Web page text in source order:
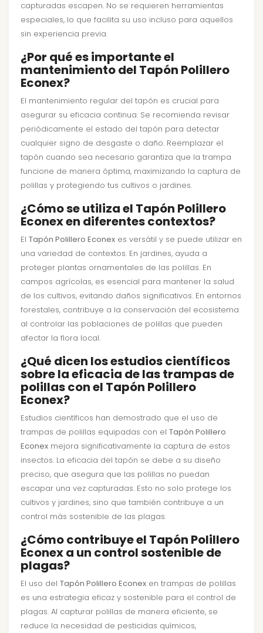
capturadas escapen. No se requieren herramientas
especiales, lo que facilita su uso incluso para aquellos
sin experiencia previa.
¿Por qué es importante el
mantenimiento del Tapón Polillero
Econex?
El mantenimiento regular del tapón es crucial para
asegurar su eficacia continua. Se recomienda revisar
periódicamente el estado del tapón para detectar
cualquier signo de desgaste o daño. Reemplazar el
tapón cuando sea necesario garantiza que la trampa
funcione de manera óptima, maximizando la captura de
polillas y protegiendo tus cultivos o jardines.
¿Cómo se utiliza el Tapón Polillero
Econex en diferentes contextos?
El Tapón Polillero Econex es versátil y se puede utilizar en
una variedad de contextos. En jardines, ayuda a
proteger plantas ornamentales de las polillas. En
campos agrícolas, es esencial para mantener la salud
de los cultivos, evitando daños significativos. En entornos
forestales, contribuye a la conservación del ecosistema
al controlar las poblaciones de polillas que pueden
afectar la flora local.
¿Qué dicen los estudios científicos
sobre la eficacia de las trampas de
polillas con el Tapón Polillero
Econex?
Estudios científicos han demostrado que el uso de
trampas de polillas equipadas con el Tapón Polillero
Econex mejora significativamente la captura de estos
insectos. La eficacia del tapón se debe a su diseño
preciso, que asegura que las polillas no puedan
escapar una vez capturadas. Esto no solo protege los
cultivos y jardines, sino que también contribuye a un
control más sostenible de las plagas.
¿Cómo contribuye el Tapón Polillero
Econex a un control sostenible de
plagas?
El uso del Tapón Polillero Econex en trampas de polillas
es una estrategia eficaz y sostenible para el control de
plagas. Al capturar polillas de manera eficiente, se
reduce la necesidad de pesticidas químicos,